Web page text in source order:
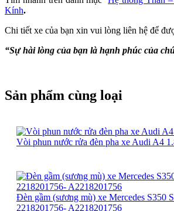
Kính.
Chi tiết xe của bạn xin vui lòng liên hệ để
“Sự hài lòng của bạn là hạnh phúc của
Sản phẩm cùng loại
Vòi phun nước rửa đèn pha xe Audi A4
Đèn gầm (sương mù) xe Mercedes S350
2218201756- A2218201756